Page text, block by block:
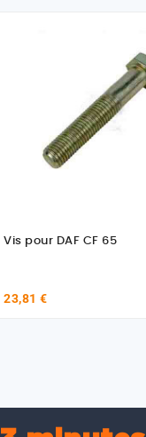
Vis pour DAF CF 65
23,81 €